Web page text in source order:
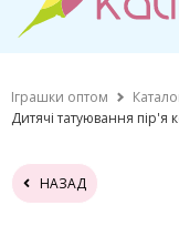
Іграшки оптом
Дитячі татуювання пір'я
НАЗАД